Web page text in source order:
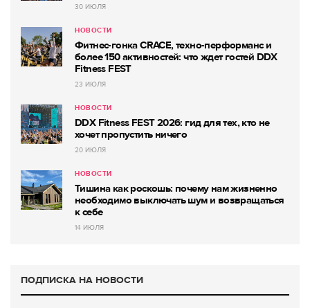
30 ИЮЛЯ
НОВОСТИ
Фитнес-гонка CRACE, техно-перформанс и
более 150 активностей: что ждет гостей DDX
Fitness FEST
23 ИЮЛЯ
НОВОСТИ
DDX Fitness FEST 2026: гид для тех, кто не
хочет пропустить ничего
20 ИЮЛЯ
НОВОСТИ
Тишина как роскошь: почему нам жизненно
необходимо выключать шум и возвращаться
к себе
14 ИЮЛЯ
ПОДПИСКА НА НОВОСТИ